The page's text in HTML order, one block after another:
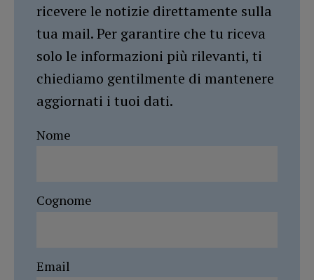
ricevere le notizie direttamente sulla
tua mail. Per garantire che tu riceva
solo le informazioni più rilevanti, ti
chiediamo gentilmente di mantenere
aggiornati i tuoi dati.
Nome
Cognome
Email